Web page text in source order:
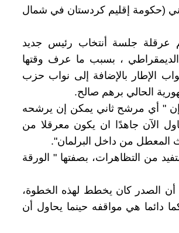
(حكومة إقليم كردستان في شمال
عرقلة جلسة أنتخاب رئيس جديد
، بسبب ما عرف وقتها
الإطار بالإضافة إلى نواب حزب
الحالي برهم صالح.
إن " أي مرشح ثاني يمكن إن يرشحه
الآن جاهدًا ان يكون معرقلا من
المعطل من داخل البرلمان".
من التظاهرات، بصفتها " الورقة
أن الصدر كان يخطط لهذه الخطوة،
دائما هي مواقفه حينما يحاول أن